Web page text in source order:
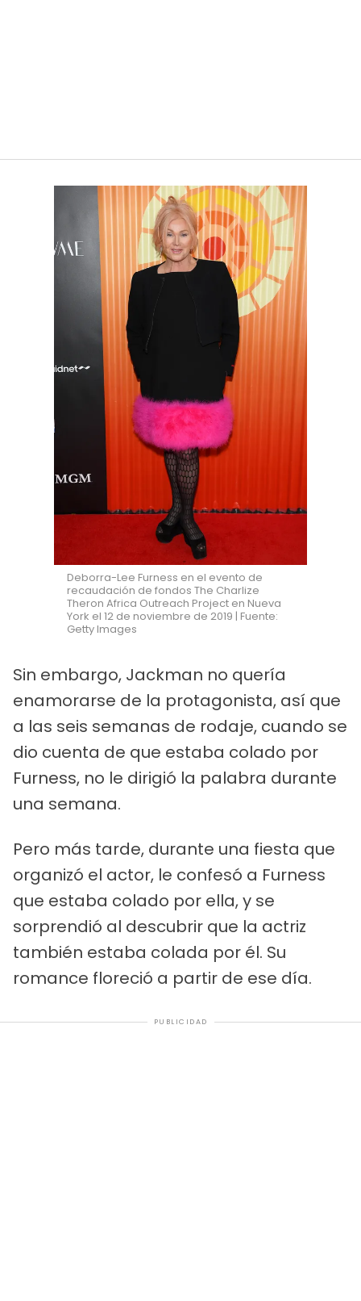
Deborra-Lee Furness en el evento de
recaudación de fondos The Charlize
Theron Africa Outreach Project en Nueva
York el 12 de noviembre de 2019 | Fuente:
Getty Images
Sin embargo, Jackman no quería
enamorarse de la protagonista, así que
a las seis semanas de rodaje, cuando se
dio cuenta de que estaba colado por
Furness, no le dirigió la palabra durante
una semana.
Pero más tarde, durante una fiesta que
organizó el actor, le confesó a Furness
que estaba colado por ella, y se
sorprendió al descubrir que la actriz
también estaba colada por él. Su
romance floreció a partir de ese día.
PUBLICIDAD